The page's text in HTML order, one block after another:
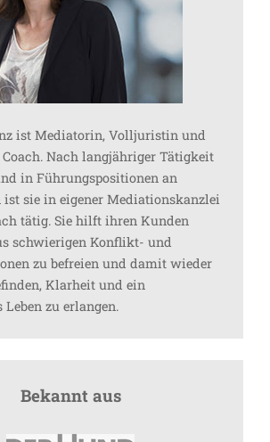
ist Mediatorin, Volljuristin und
Nach langjähriger Tätigkeit
in Führungspositionen an
sie in eigener Mediationskanzlei
tätig. Sie hilft ihren Kunden
schwierigen Konflikt- und
zu befreien und damit wieder
Klarheit und ein
Leben zu erlangen.
Bekannt aus